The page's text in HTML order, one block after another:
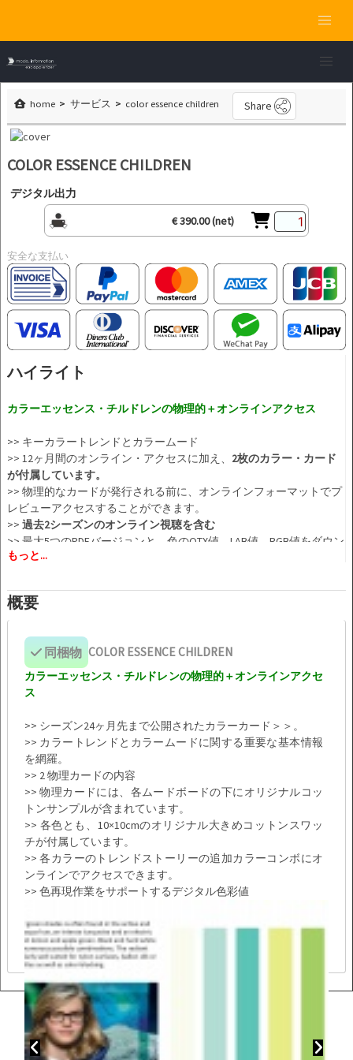
home サービス color essence children Share
COLOR ESSENCE CHILDREN
デジタル出力
€ 390.00 (net)
安全な支払い
ハイライト
カラーエッセンス・チルドレンの物理的＋オンラインアクセス
>> キーカラートレンドとカラームード
>> 12ヶ月間のオンライン・アクセスに加え、 2枚のカラー・カード
が付属しています。
>> 物理的なカードが発行される前に、オンラインフォーマットでプ
レビューアクセスすることができます。
>> 過去2シーズンのオンライン視聴を含む
>> 最大5つのPDFバージョンと、色のQTX値、LAB値、RGB値をダウン
ロードすることができます。
もっと...
概要
同梱物 COLOR ESSENCE CHILDREN
カラーエッセンス・チルドレンの物理的＋オンラインアクセ
ス
>> シーズン24ヶ月先まで公開されたカラーカード＞＞。
>> カラートレンドとカラームードに関する重要な基本情報
を網羅。
>> 2 物理カードの内容
>> 物理カードには、各ムードボードの下にオリジナルコッ
トンサンプルが含まれています。
>> 各色とも、10×10cmのオリジナル大きめコットンスワッ
チが付属しています。
>> 各カラーのトレンドストーリーの追加カラーコンボにオ
ンラインでアクセスできます。
>> 色再現作業をサポートするデジタル色彩値